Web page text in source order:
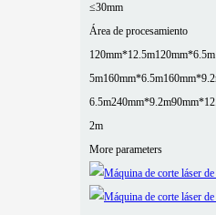
≤30mm
Área de procesamiento
120mm*12.5m120mm*6.5m
5m160mm*6.5m
6.5m240mm*9.2m
2m
More parameters